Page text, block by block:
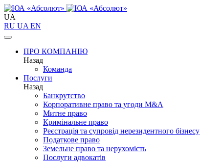
UA
RU UA EN
ПРО КОМПАНІЮ
Назад
Команда
Послуги
Назад
Банкрутство
Корпоративне право та угоди M&A
Митне право
Кримінальне право
Реєстрація та супровід нерезидентного бізнесу
Податкове право
Земельне право та нерухомість
Послуги адвокатів